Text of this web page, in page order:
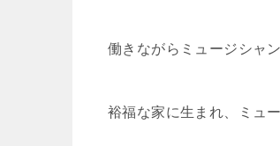
働きながらミュージシャ
裕福な家に生まれ、ミュ